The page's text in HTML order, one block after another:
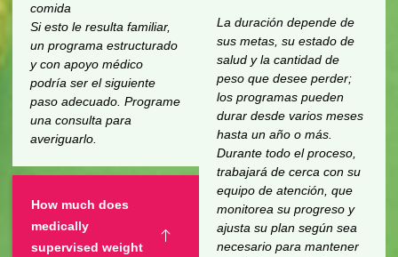
comida
Si esto le resulta familiar,
un programa estructurado
y con apoyo médico
podría ser el siguiente
paso adecuado. Programe
una consulta para
averiguarlo.
How much does
medically
supervised weight
La duración depende de
sus metas, su estado de
salud y la cantidad de
peso que desee perder;
los programas pueden
durar desde varios meses
hasta un año o más.
Durante todo el proceso,
trabajará de cerca con su
equipo de atención, que
monitorea su progreso y
ajusta su plan según sea
necesario para mantener